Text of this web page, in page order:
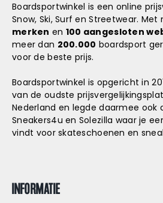
Boardsportwinkel is een online
Snow, Ski, Surf en Streetwear.
merken en 100 aangesloten
meer dan 200.000 boardsport
voor de beste prijs.
Boardsportwinkel is opgericht in
van de oudste
Nederland en legde daarmee ook
Sneakers4u en Solezilla waar je
vindt voor skateschoenen en
INFORMATIE